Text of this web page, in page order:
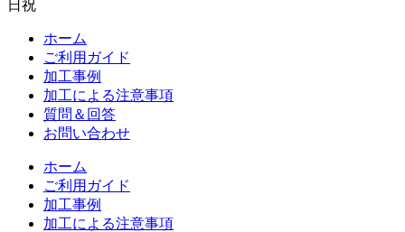
日祝
ホーム
ご利用ガイド
加工事例
加工による注意事項
質問＆回答
お問い合わせ
ホーム
ご利用ガイド
加工事例
加工による注意事項